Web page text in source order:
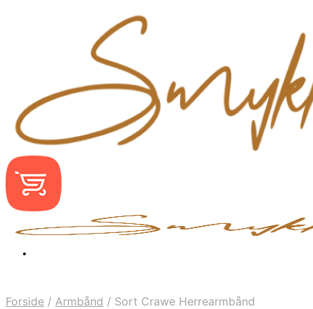
Forside / Armbånd / Sort Crawe Herrearmbånd